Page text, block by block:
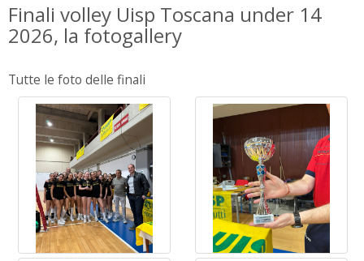
Finali volley Uisp Toscana under 14
2026, la fotogallery
Tutte le foto delle finali